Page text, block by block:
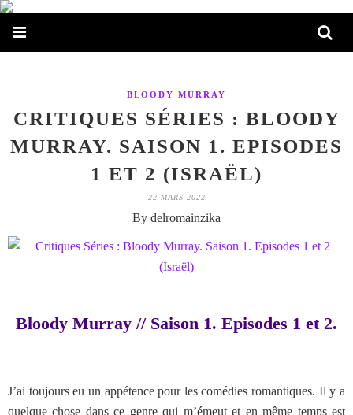
BLOODY MURRAY
CRITIQUES SÉRIES : BLOODY
MURRAY. SAISON 1. EPISODES
1 ET 2 (ISRAËL)
22 MARS 2022
By delromainzika
Bloody Murray // Saison 1. Episodes 1 et 2.
J’ai toujours eu un appétence pour les comédies romantiques. Il y a
quelque chose dans ce genre qui m’émeut et en même temps est